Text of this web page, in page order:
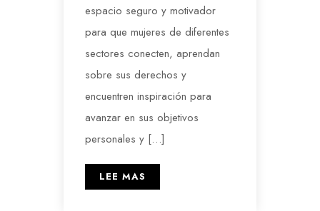
espacio seguro y motivador
para que mujeres de diferentes
sectores conecten, aprendan
sobre sus derechos y
encuentren inspiración para
avanzar en sus objetivos
personales y […]
LEE MAS